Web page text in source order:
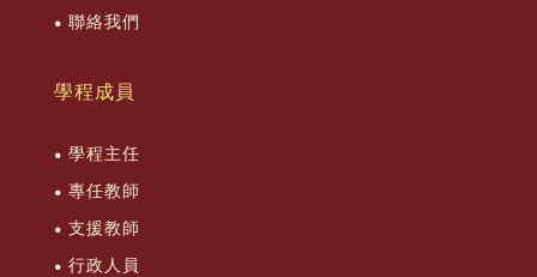
聯絡我們
學程成員
學程主任
專任教師
支援教師
行政人員